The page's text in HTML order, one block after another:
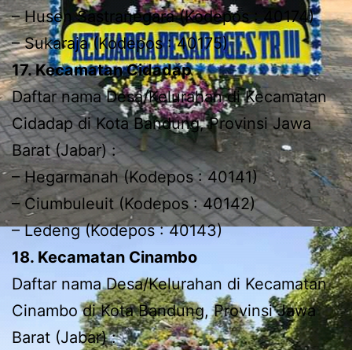
– Husen Sastranegara (Kodepos : 40174)
– Sukaraja (Kodepos : 40175)
17. Kecamatan Cidadap
Daftar nama Desa/Kelurahan di Kecamatan
Cidadap di Kota Bandung, Provinsi Jawa
Barat (Jabar) :
– Hegarmanah (Kodepos : 40141)
– Ciumbuleuit (Kodepos : 40142)
– Ledeng (Kodepos : 40143)
18. Kecamatan Cinambo
Daftar nama Desa/Kelurahan di Kecamatan
Cinambo di Kota Bandung, Provinsi Jawa
Barat (Jabar) :